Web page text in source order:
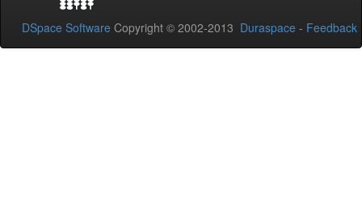
DSpace Software Copyright © 2002-2013 Duraspace - Feedback